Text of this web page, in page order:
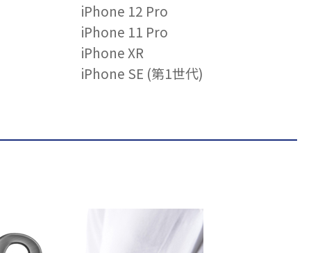
iPhone 12 Pro
iPhone 11 Pro
iPhone XR
iPhone SE (第1世代)